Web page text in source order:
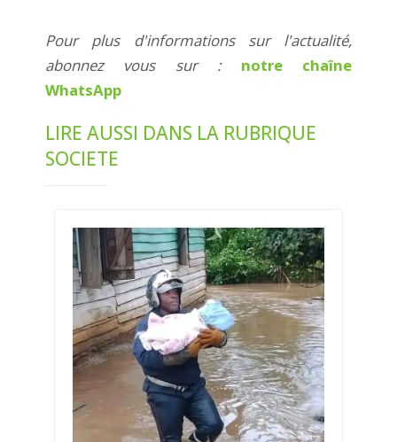
Pour plus d'informations sur l'actualité,
abonnez vous sur : notre chaîne
WhatsApp
LIRE AUSSI DANS LA RUBRIQUE
SOCIETE